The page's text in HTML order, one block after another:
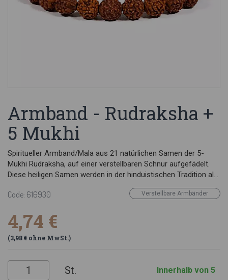
Armband - Rudraksha +
5 Mukhi
Spiritueller Armband/Mala aus 21 natürlichen Samen der 5-
Mukhi Rudraksha, auf einer verstellbaren Schnur aufgefädelt.
Diese heiligen Samen werden in der hinduistischen Tradition als
für spirituellen Schutz, Konzentration und Stärkung der
Samen (5-Mukhi) Armbandgröße: ± 8 cm Durchmesser der
Perle: ± 0,8 cm Typ: verstellbares Armband - Einheitsgröße
Gewicht: ca. 7 g
Code: 616930 Verstellbare Armbänder
4,74 €
(3,98 € ohne MwSt.)
St. Innerhalb von 5